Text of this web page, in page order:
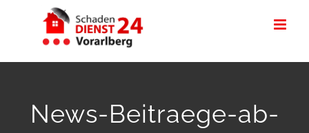
News-Beitraege-ab-